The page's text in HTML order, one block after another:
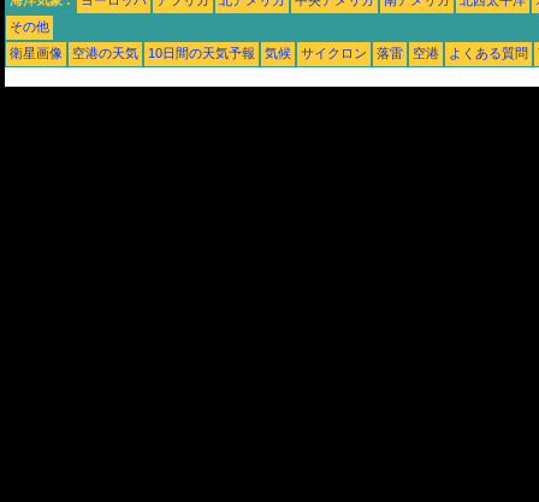
その他
衛星画像
空港の天気 10日間の天気予報 気候 サイクロン 落雷 空港 よくある質問